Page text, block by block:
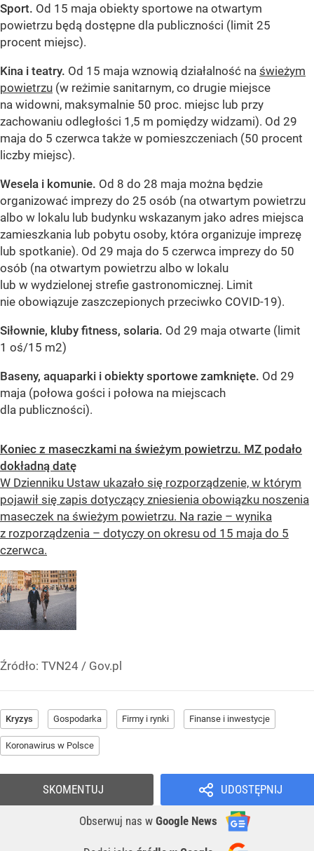
Sport. Od 15 maja obiekty sportowe na otwartym
powietrzu będą dostępne dla publiczności (limit 25
procent miejsc).
Kina i teatry. Od 15 maja wznowią działalność na świeżym
powietrzu (w reżimie sanitarnym, co drugie miejsce
na widowni, maksymalnie 50 proc. miejsc lub przy
zachowaniu odległości 1,5 m pomiędzy widzami). Od 29
maja do 5 czerwca także w pomieszczeniach (50 procent
liczby miejsc).
Wesela i komunie. Od 8 do 28 maja można będzie
organizować imprezy do 25 osób (na otwartym powietrzu
albo w lokalu lub budynku wskazanym jako adres miejsca
zamieszkania lub pobytu osoby, która organizuje imprezę
lub spotkanie). Od 29 maja do 5 czerwca imprezy do 50
osób (na otwartym powietrzu albo w lokalu
lub w wydzielonej strefie gastronomicznej. Limit
nie obowiązuje zaszczepionych przeciwko COVID-19).
Siłownie, kluby fitness, solaria. Od 29 maja otwarte (limit
1 oś/15 m2)
Baseny, aquaparki i obiekty sportowe zamknięte. Od 29
maja (połowa gości i połowa na miejscach
dla publiczności).
Koniec z maseczkami na świeżym powietrzu. MZ podało
dokładną datę
W Dzienniku Ustaw ukazało się rozporządzenie, w którym
pojawił się zapis dotyczący zniesienia obowiązku noszenia
maseczek na świeżym powietrzu. Na razie – wynika
z rozporządzenia – dotyczy on okresu od 15 maja do 5
czerwca.
Źródło: TVN24 / Gov.pl
Kryzys Gospodarka Firmy i rynki Finanse i inwestycje
Koronawirus w Polsce
UDOSTĘPNIJ
Obserwuj nas w Google News
SKOMENTUJ